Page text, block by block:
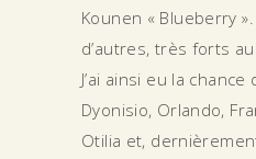
Kounen « Blueberry
d’autres, très forts
J’ai ainsi eu la
Dyonisio, Orlando,
Otilia et,